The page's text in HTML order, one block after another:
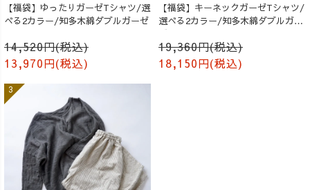
【福袋】ゆったりガーゼTシャツ/選
べる2カラー/知多木綿ダブルガーゼ
14,520円(税込)
13,970円(税込)
【福袋】キーネックガーゼTシャツ/
選べる2カラー/知多木綿ダブルガー
ゼ
19,360円(税込)
18,150円(税込)